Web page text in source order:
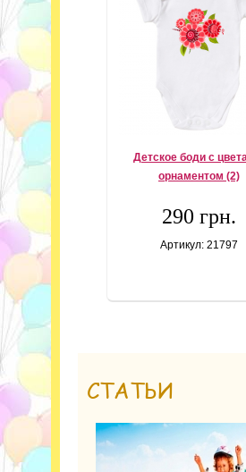
Детское боди с
орнаментом (2)
290 грн.
Артикул: 21797
СТАТЬИ